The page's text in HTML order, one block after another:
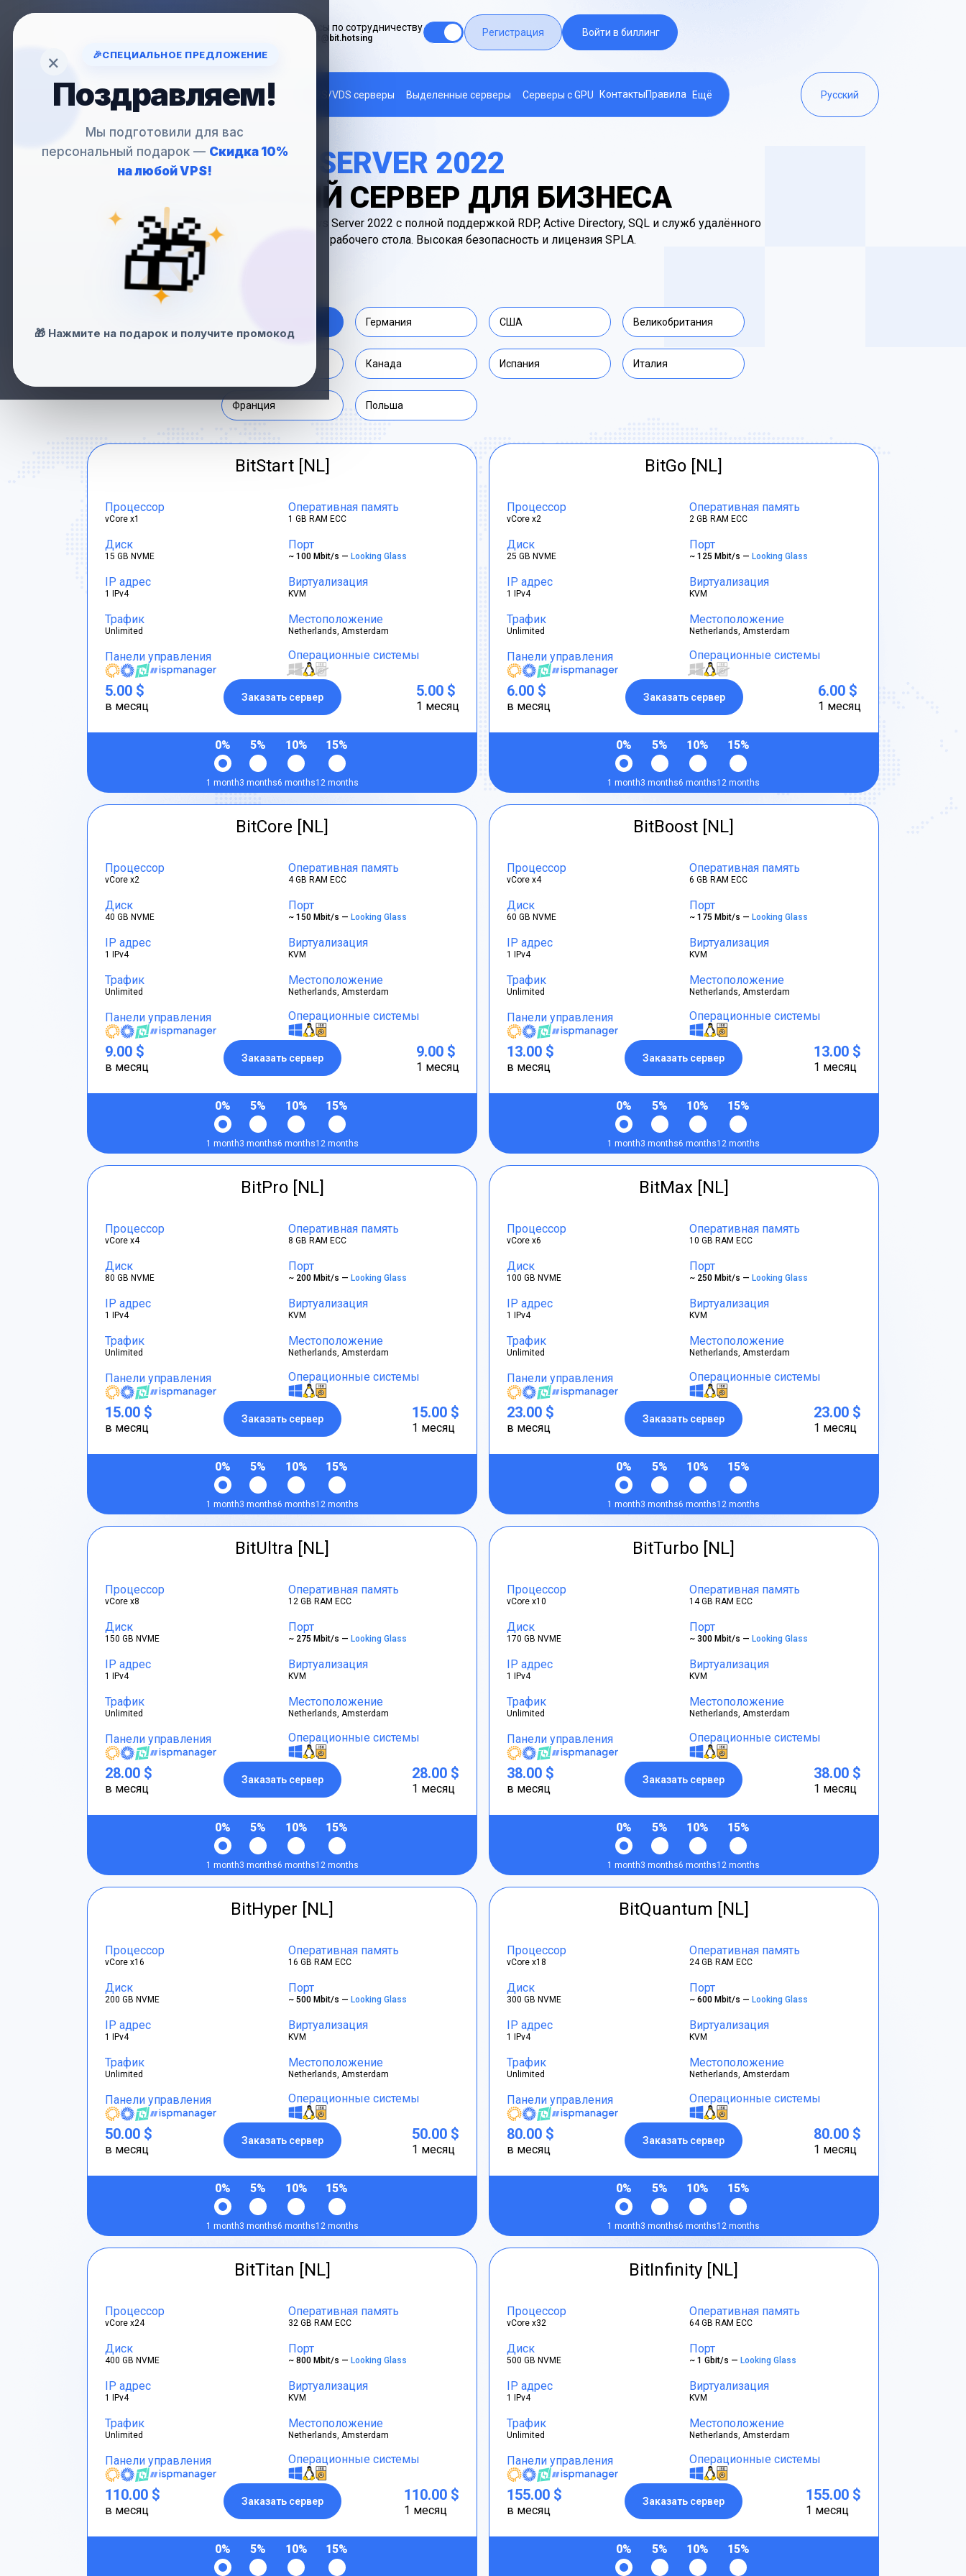
Вопросы по сотрудничеству
support@bit.hotsing Регистрация Войти в биллинг
VPS/VDS серверы Выделенные серверы Серверы с GPU КонтактыПравила Ещё Русский
VPSС WINDOWS SERVER 2022
— СОВРЕМЕННЫЙ СЕРВЕР ДЛЯ БИЗНЕСА
Новая версия Windows Server 2022 с полной поддержкой RDP, Active Directory, SQL и служб удалённого
рабочего стола. Высокая безопасность и лицензия SPLA.
Германия США Великобритания
Канада Испания Италия
Франция Польша
BitStart [NL]
Процессор
vCore x1
Оперативная память
1 GB RAM ECC
Диск
15 GB NVME
Порт
~ 100 Mbit/s — Looking Glass
IP адрес
1 IPv4
Виртуализация
KVM
Трафик
Unlimited
Местоположение
Netherlands, Amsterdam
Панели управления Операционные системы
5.00 $
в месяц
Заказать сервер 5.00 $
1 месяц
0%
1 month
5%
3 months
10%
6 months
15%
12 months
BitGo [NL]
Процессор
vCore x2
Оперативная память
2 GB RAM ECC
Диск
25 GB NVME
Порт
~ 125 Mbit/s —Looking Glass
IP адрес
1 IPv4
Виртуализация
KVM
Трафик
Unlimited
Местоположение
Netherlands, Amsterdam
Панели управления Операционные системы
6.00 $
в месяц
Заказать сервер 6.00 $
1 месяц
0%
1 month
5%
3 months
10%
6 months
15%
12 months
BitCore [NL]
Процессор
vCore x2
Оперативная память
4 GB RAM ECC
Диск
40 GB NVME
Порт
~ 150 Mbit/s — Looking Glass
IP адрес
1 IPv4
Виртуализация
KVM
Трафик
Unlimited
Местоположение
Netherlands, Amsterdam
Панели управления Операционные системы
9.00 $
в месяц
Заказать сервер 9.00 $
1 месяц
0%
1 month
5%
3 months
10%
6 months
15%
12 months
BitBoost [NL]
Процессор
vCore x4
Оперативная память
6 GB RAM ECC
Диск
60 GB NVME
Порт
~ 175 Mbit/s —Looking Glass
IP адрес
1 IPv4
Виртуализация
KVM
Трафик
Unlimited
Местоположение
Netherlands, Amsterdam
Панели управления Операционные системы
13.00 $
в месяц
Заказать сервер 13.00 $
1 месяц
0%
1 month
5%
3 months
10%
6 months
15%
12 months
BitPro [NL]
Процессор
vCore x4
Оперативная память
8 GB RAM ECC
Диск
80 GB NVME
Порт
~ 200 Mbit/s — Looking Glass
IP адрес
1 IPv4
Виртуализация
KVM
Трафик
Unlimited
Местоположение
Netherlands, Amsterdam
Панели управления Операционные системы
15.00 $
в месяц
Заказать сервер 15.00 $
1 месяц
0%
1 month
5%
3 months
10%
6 months
15%
12 months
BitMax [NL]
Процессор
vCore x6
Оперативная память
10 GB RAM ECC
Диск
100 GB NVME
Порт
~ 250 Mbit/s —Looking Glass
IP адрес
1 IPv4
Виртуализация
KVM
Трафик
Unlimited
Местоположение
Netherlands, Amsterdam
Панели управления Операционные системы
23.00 $
в месяц
Заказать сервер 23.00 $
1 месяц
0%
1 month
5%
3 months
10%
6 months
15%
12 months
BitUltra [NL]
Процессор
vCore x8
Оперативная память
12 GB RAM ECC
Диск
150 GB NVME
Порт
~ 275 Mbit/s — Looking Glass
IP адрес
1 IPv4
Виртуализация
KVM
Трафик
Unlimited
Местоположение
Netherlands, Amsterdam
Панели управления Операционные системы
28.00 $
в месяц
Заказать сервер 28.00 $
1 месяц
0%
1 month
5%
3 months
10%
6 months
15%
12 months
BitTurbo [NL]
Процессор
vCore x10
Оперативная память
14 GB RAM ECC
Диск
170 GB NVME
Порт
~ 300 Mbit/s —Looking Glass
IP адрес
1 IPv4
Виртуализация
KVM
Трафик
Unlimited
Местоположение
Netherlands, Amsterdam
Панели управления Операционные системы
38.00 $
в месяц
Заказать сервер 38.00 $
1 месяц
0%
1 month
5%
3 months
10%
6 months
15%
12 months
BitHyper [NL]
Процессор
vCore x16
Оперативная память
16 GB RAM ECC
Диск
200 GB NVME
Порт
~ 500 Mbit/s — Looking Glass
IP адрес
1 IPv4
Виртуализация
KVM
Трафик
Unlimited
Местоположение
Netherlands, Amsterdam
Панели управления Операционные системы
50.00 $
в месяц
Заказать сервер 50.00 $
1 месяц
0%
1 month
5%
3 months
10%
6 months
15%
12 months
BitQuantum [NL]
Процессор
vCore x18
Оперативная память
24 GB RAM ECC
Диск
300 GB NVME
Порт
~ 600 Mbit/s —Looking Glass
IP адрес
1 IPv4
Виртуализация
KVM
Трафик
Unlimited
Местоположение
Netherlands, Amsterdam
Панели управления Операционные системы
80.00 $
в месяц
Заказать сервер 80.00 $
1 месяц
0%
1 month
5%
3 months
10%
6 months
15%
12 months
BitTitan [NL]
Процессор
vCore x24
Оперативная память
32 GB RAM ECC
Диск
400 GB NVME
Порт
~ 800 Mbit/s — Looking Glass
IP адрес
1 IPv4
Виртуализация
KVM
Трафик
Unlimited
Местоположение
Netherlands, Amsterdam
Панели управления Операционные системы
110.00 $
в месяц
Заказать сервер 110.00 $
1 месяц
0% 5% 10% 15%
BitInfinity [NL]
Процессор
vCore x32
Оперативная память
64 GB RAM ECC
Диск
500 GB NVME
Порт
~ 1 Gbit/s —Looking Glass
IP адрес
1 IPv4
Виртуализация
KVM
Трафик
Unlimited
Местоположение
Netherlands, Amsterdam
Панели управления Операционные системы
155.00 $
в месяц
Заказать сервер 155.00 $
1 месяц
0% 5% 10% 15%
× 🎉СПЕЦИАЛЬНОЕ ПРЕДЛОЖЕНИЕ
Поздравляем!
Мы подготовили для вас
персональный подарок — Скидка 10%
на любой VPS!
✦ ✦
✦
🎁
🎁 Нажмите на подарок и получите промокод